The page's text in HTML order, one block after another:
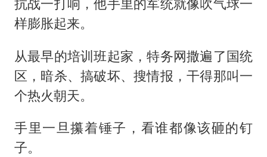
样膨胀起来。
从最早的培训班起家，特务网撒遍了国统
区，暗杀、搞破坏、搜情报，干得那叫一
个热火朝天。
手里一旦攥着锤子，看谁都像该砸的钉
子。